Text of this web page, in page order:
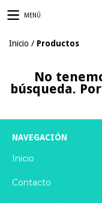
MENÚ
Inicio / Productos
No
búsqueda.
NAVEGACIÓN
Inicio
Contacto